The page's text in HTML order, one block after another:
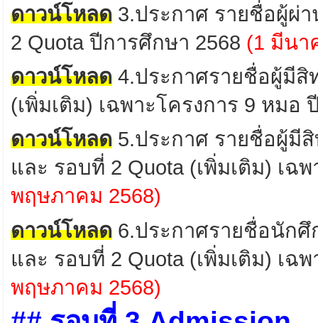
ดาวน์โหลด 3.ประกาศ รายชื่อผู้ผ่
2 Quota ปีการศึกษา 2568 (1 มีนา
ดาวน์โหลด 4.ประกาศรายชื่อผู้มี
(เพิ่มเติม) เฉพาะโครงการ 9 หมอ
ดาวน์โหลด 5.ประกาศ รายชื่อผู้มี
และ รอบที่ 2 Quota (เพิ่มเติม) เฉ
พฤษภาคม 2568)
ดาวน์โหลด 6.ประกาศรายชื่อนัก
และ รอบที่ 2 Quota (เพิ่มเติม) เฉ
พฤษภาคม 2568)